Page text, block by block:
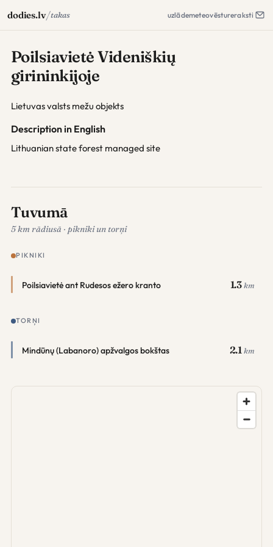
dodies.lv/takas uzlādemeteovēstureraksti
Poilsiavietė Videniškių
girininkijoje
Lietuvas valsts mežu objekts
Description in English
Lithuanian state forest managed site
Tuvumā
5 km rādiusā · pikniki un torņi
PIKNIKI
Poilsiavietė ant Rudesos ežero kranto 1.3 km
TORŅI
Mindūnų (Labanoro) apžvalgos bokštas 2.1 km